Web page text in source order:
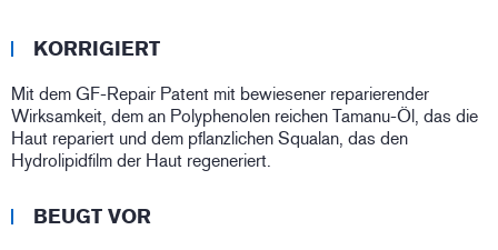
KORRIGIERT
Mit dem GF-Repair Patent mit bewiesener reparierender
Wirksamkeit, dem an Polyphenolen reichen Tamanu-Öl, das die
Haut repariert und dem pflanzlichen Squalan, das den
Hydrolipidfilm der Haut regeneriert.
BEUGT VOR